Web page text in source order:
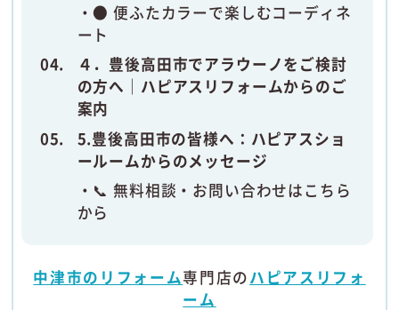
● 便ふたカラーで楽しむコーディネ
ート
４．豊後高田市でアラウーノをご検討
の方へ｜ハピアスリフォームからのご
案内
5.豊後高田市の皆様へ：ハピアスショ
ールームからのメッセージ
📞 無料相談・お問い合わせはこちら
から
中津市のリフォーム専門店のハピアスリフォ
ーム